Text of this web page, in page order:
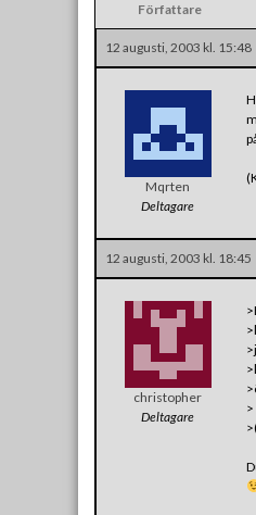
Författare
12 augusti, 2003 kl. 15:48
Mqrten
Deltagare
12 augusti, 2003 kl. 18:45
christopher
Deltagare
>